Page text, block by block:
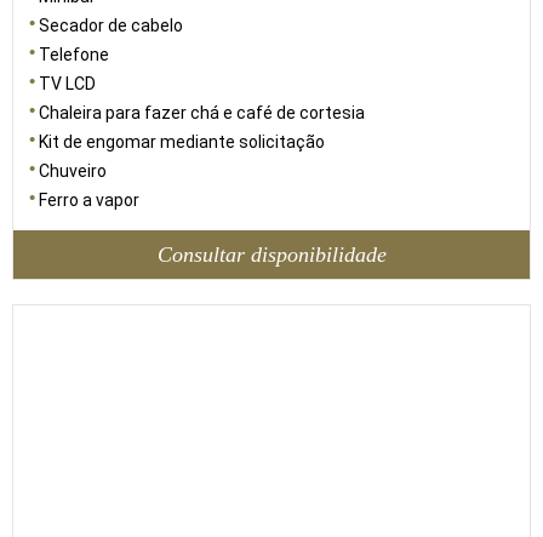
Secador de cabelo
Telefone
TV LCD
Chaleira para fazer chá e café de cortesia
Kit de engomar mediante solicitação
Chuveiro
Ferro a vapor
Consultar disponibilidade